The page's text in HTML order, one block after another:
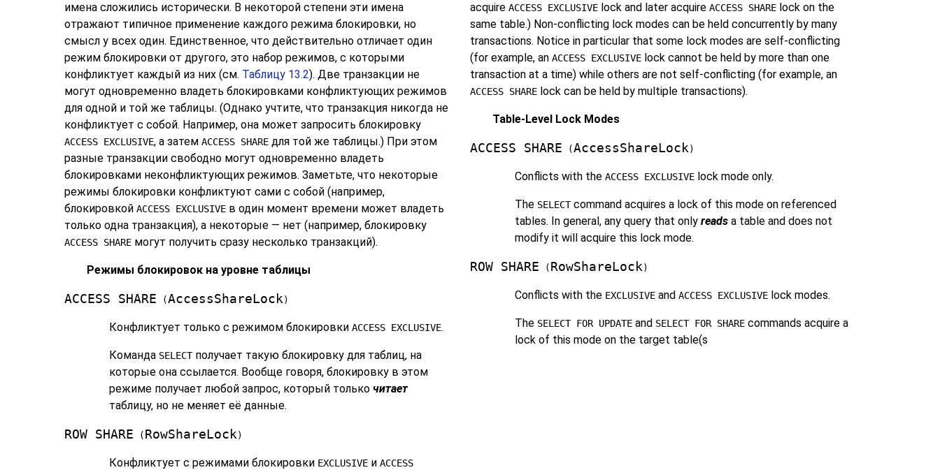
имена сложились исторически. В некоторой степени эти имена
отражают типичное применение каждого режима блокировки, но
смысл у всех один. Единственное, что действительно отличает один
режим блокировки от другого, это набор режимов, с которыми
конфликтует каждый из них (см. Таблицу 13.2). Две транзакции не
могут одновременно владеть блокировками конфликтующих режимов
для одной и той же таблицы. (Однако учтите, что транзакция никогда не
конфликтует с собой. Например, она может запросить блокировку
ACCESS EXCLUSIVE, а затем ACCESS SHARE для той же таблицы.) При этом
разные транзакции свободно могут одновременно владеть
блокировками неконфликтующих режимов. Заметьте, что некоторые
режимы блокировки конфликтуют сами с собой (например,
блокировкой ACCESS EXCLUSIVE в один момент времени может владеть
только одна транзакция), а некоторые — нет (например, блокировку
ACCESS SHARE могут получить сразу несколько транзакций).
Режимы блокировок на уровне таблицы
ACCESS SHARE (AccessShareLock )
Конфликтует только с режимом блокировки ACCESS EXCLUSIVE.
Команда SELECTполучает такую блокировку для таблиц, на
которые она ссылается. Вообще говоря, блокировку в этом
режиме получает любой запрос, который только читает
таблицу, но не меняет её данные.
ROW SHARE ( RowShareLock )
Конфликтует с режимами блокировки EXCLUSIVE и ACCESS
acquire ACCESS EXCLUSIVElock and later acquire ACCESS SHARElock on the
same table.) Non-conflicting lock modes can be held concurrently by many
transactions. Notice in particular that some lock modes are self-conflicting
(for example, an ACCESS EXCLUSIVElock cannot be held by more than one
transaction at a time) while others are not self-conflicting (for example, an
ACCESS SHARElock can be held by multiple transactions).
Table-Level Lock Modes
ACCESS SHARE (AccessShareLock )
Conflicts with the ACCESS EXCLUSIVElock mode only.
The SELECTcommand acquires a lock of this mode on referenced
tables. In general, any query that only readsa table and does not
modify it will acquire this lock mode.
ROW SHARE ( RowShareLock )
Conflicts with the EXCLUSIVEand ACCESS EXCLUSIVElock modes.
The SELECT FOR UPDATEand SELECT FOR SHAREcommands acquire a
lock of this mode on the target table(s